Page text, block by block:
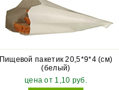
Пищевой пакетик 20,5*9*4 (см)
(белый)
цена от 1,10 руб.